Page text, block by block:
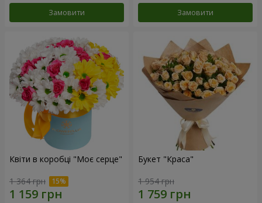
Замовити Замовити
Квіти в коробці "Моє серце"
1 364 грн
Букет "Краса"
1 954 грн